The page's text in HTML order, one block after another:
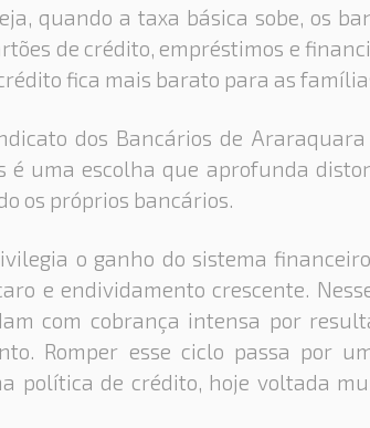
quando a taxa básica sobe, os
de crédito, empréstimos e
fica mais barato para as
dos Bancários de
é uma escolha que aprofunda
os próprios bancários.
o ganho do sistema
e endividamento crescente.
com cobrança intensa por
Romper esse ciclo passa por
política de crédito, hoje voltada